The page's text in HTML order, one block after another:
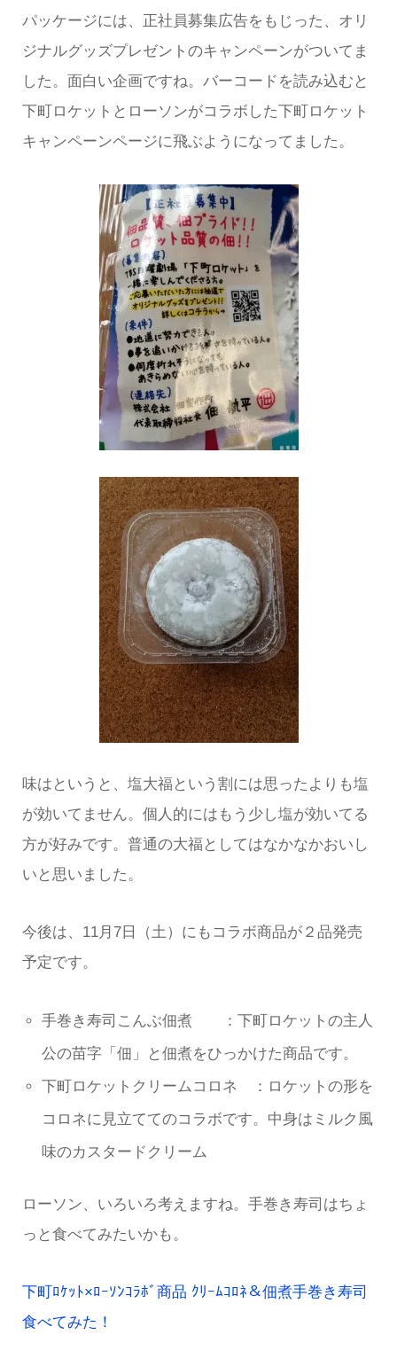
パッケージには、正社員募集広告をもじった、オリ
ジナルグッズプレゼントのキャンペーンがついてま
した。面白い企画ですね。バーコードを読み込むと
下町ロケットとローソンがコラボした下町ロケット
キャンペーンページに飛ぶようになってました。
味はというと、塩大福という割には思ったよりも塩
が効いてません。個人的にはもう少し塩が効いてる
方が好みです。普通の大福としてはなかなかおいし
いと思いました。
今後は、11月7日（土）にもコラボ商品が２品発売
予定です。
手巻き寿司こんぶ佃煮 ：下町ロケットの主人
公の苗字「佃」と佃煮をひっかけた商品です。
下町ロケットクリームコロネ ：ロケットの形を
コロネに見立ててのコラボです。中身はミルク風
味のカスタードクリーム
ローソン、いろいろ考えますね。手巻き寿司はちょ
っと食べてみたいかも。
下町ﾛｹｯﾄ×ﾛｰｿﾝｺﾗﾎﾞ商品 ｸﾘｰﾑｺﾛﾈ＆佃煮手巻き寿司
食べてみた！